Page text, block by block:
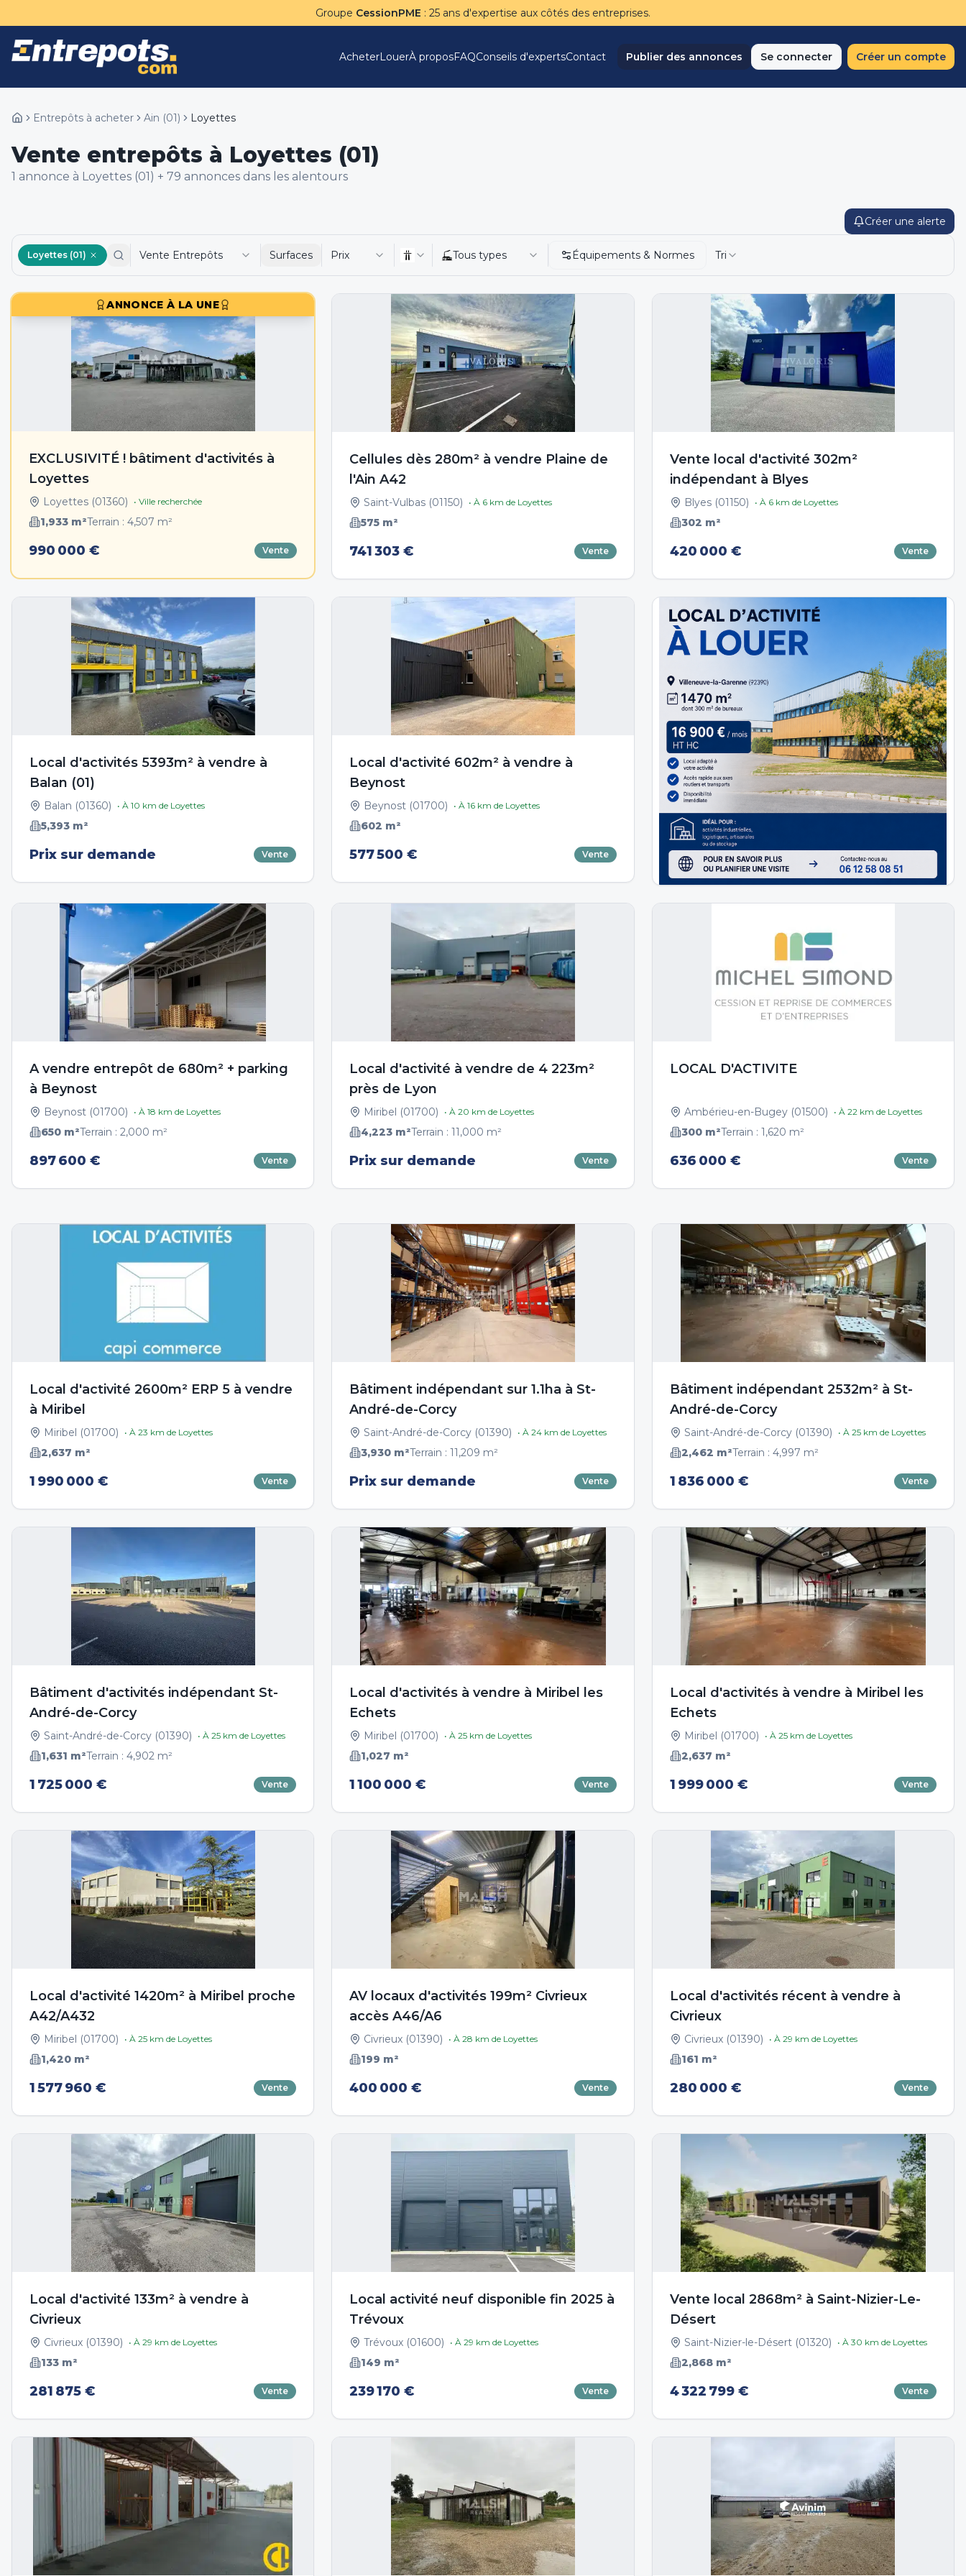
Groupe CessionPME : 25 ans d'expertise aux côtés des entreprises.
AcheterLouerÀ proposFAQConseils d'expertsContact Publier des annonces Se connecter Créer un compte
Entrepôts à acheter Ain (01) Loyettes
Vente entrepôts à Loyettes (01)
1 annonce à Loyettes (01) + 79 annonces dans les alentours
Créer une alerte
Loyettes (01) Vente Entrepôts Surfaces Prix Tous types Équipements & Normes Tri
ANNONCE À LA UNE
EXCLUSIVITÉ ! bâtiment d'activités à
Loyettes
Loyettes (01360) • Ville recherchée
1,933 m²Terrain : 4,507 m²
990 000 € Vente
Cellules dès 280m² à vendre Plaine de
l'Ain A42
Saint-Vulbas (01150) • À 6 km de Loyettes
575 m²
741 303 € Vente
Vente local d'activité 302m²
indépendant à Blyes
Blyes(01150) • À 6km de Loyettes
302 m²
420 000 € Vente
Local d'activités 5393m² à vendre à
Balan (01)
Balan (01360) • À 10 km de Loyettes
5,393 m²
Prix sur demande Vente
Local d'activité 602m² à vendre à
Beynost
Beynost (01700) • À16 km de Loyettes
602 m²
577 500 € Vente
A vendre entrepôt de 680m² + parking
à Beynost
Beynost (01700) • À 18 km de Loyettes
650 m²Terrain : 2,000 m²
897 600 € Vente
Local d'activité à vendre de 4 223m²
près de Lyon
Miribel (01700) • À20 km de Loyettes
4,223 m²Terrain :11,000 m²
Prix sur demande Vente
LOCAL D'ACTIVITE
Ambérieu-en-Bugey(01500) • À 22km de Loyettes
300m²Terrain : 1,620 m²
636 000 € Vente
Local d'activité 2600m² ERP 5 à vendre
à Miribel
Miribel (01700) • À 23 km de Loyettes
2,637 m²
1 990 000 € Vente
Bâtiment indépendant sur 1.1ha à St-
André-de-Corcy
Saint-André-de-Corcy (01390) • À24 km de Loyettes
3,930 m²Terrain :11,209 m²
Prix sur demande Vente
Bâtiment indépendant 2532m² à St-
André-de-Corcy
Saint-André-de-Corcy(01390) • À 25km de Loyettes
2,462 m²Terrain : 4,997 m²
1 836 000 € Vente
Bâtiment d'activités indépendant St-
André-de-Corcy
Saint-André-de-Corcy (01390) • À 25 km de Loyettes
1,631 m²Terrain : 4,902 m²
1 725 000 € Vente
Local d'activités à vendre à Miribel les
Echets
Miribel (01700) • À25 km de Loyettes
1,027 m²
1 100 000 € Vente
Local d'activités à vendre à Miribel les
Echets
Miribel (01700) • À 25km de Loyettes
2,637 m²
1 999 000 € Vente
Local d'activité 1420m² à Miribel proche
A42/A432
Miribel (01700) • À 25 km de Loyettes
1,420 m²
1 577 960 € Vente
AV locaux d'activités 199m² Civrieux
accès A46/A6
Civrieux (01390) • À28 km de Loyettes
199 m²
400 000 € Vente
Local d'activités récent à vendre à
Civrieux
Civrieux(01390) • À 29 km de Loyettes
161 m²
280 000 € Vente
Local d'activité 133m² à vendre à
Civrieux
Civrieux (01390) • À 29 km de Loyettes
133 m²
281 875 € Vente
Local activité neuf disponible fin 2025 à
Trévoux
Trévoux (01600) • À29 km de Loyettes
149 m²
239 170 € Vente
Vente local 2868m² à Saint-Nizier-Le-
Désert
Saint-Nizier-le-Désert(01320) • À 30 km de Loyettes
2,868m²
4 322 799 € Vente